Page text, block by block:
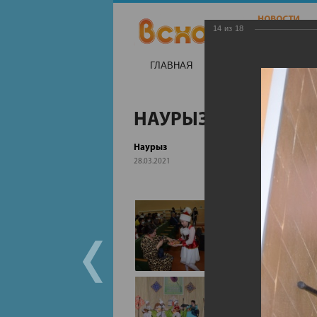
ГЛАВНАЯ НОВОСТИ
НАУРЫЗ
Наурыз
28.03.2021
14 из 18